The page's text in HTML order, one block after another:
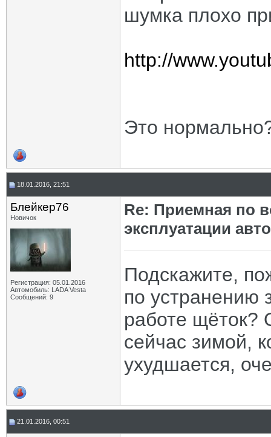
шумка плохо
http://
Это
18.01.2016, 21:51
Блейкер76
Новичок
Регистрация: 05.01.2016
Автомобиль: LADA Vesta
Сообщений: 9
Re: Приемная по
эксплуатации
Подскажите,
по устранению
работе щёток?
сейчас зимой,
ухудшается,
21.01.2016, 00:51